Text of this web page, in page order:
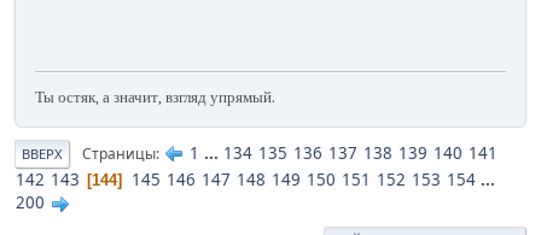
Ты остяк, а значит, взгляд упрямый.
ВВЕРХ Страницы 1 ... 134 135 136 137 138 139 140 141
142 143 144 145 146 147 148 149 150 151 152 153 154 ...
200